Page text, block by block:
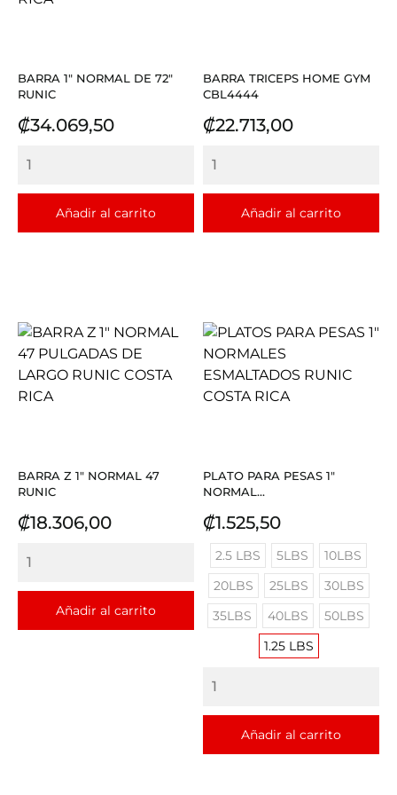
BARRA 1" NORMAL DE 72"
RUNIC
Precio
₡34.069,50
Añadir al carrito
BARRA TRICEPS HOME GYM
CBL4444
Precio
₡22.713,00
Añadir al carrito
BARRA Z 1" NORMAL 47
RUNIC
Precio
₡18.306,00
Añadir al carrito
PLATO PARA PESAS 1"
NORMAL...
Precio
₡1.525,50
2.5 LBS 5LBS
10LBS
20LBS
25LBS
30LBS
35LBS
40LBS
50LBS
1.25 LBS
Añadir al carrito